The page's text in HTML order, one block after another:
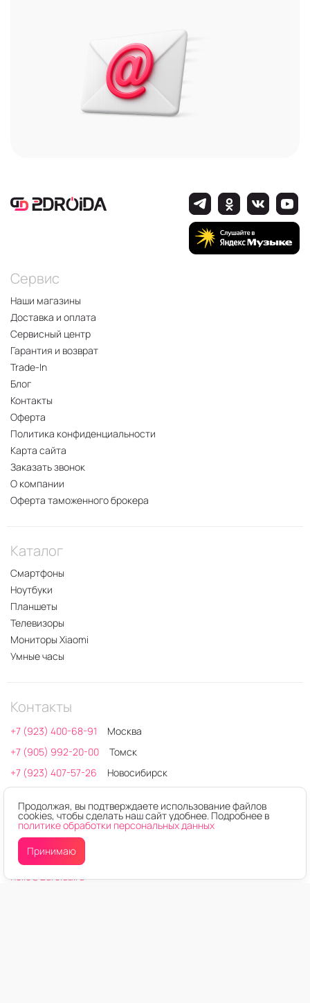
Сервис
Наши магазины
Доставка и оплата
Сервисный центр
Гарантия и возврат
Trade-In
Блог
Контакты
Оферта
Политика конфиденциальности
Карта сайта
Заказать звонок
О компании
Оферта таможенного брокера
Каталог
Смартфоны
Ноутбуки
Планшеты
Телевизоры
Мониторы Xiaomi
Умные часы
Контакты
+7 (923) 400-68-91
Москва
+7 (905) 992-20-00
Томск
+7 (923) 407-57-26
Новосибирск
+7 (923) 405-41-11
Сервисный центр
Время работы: 10:00 - 20:00
650000, г.Кемерово, Октябрьский проспект, 28 к3
hello@2droida.ru
Продолжая, вы подтверждаете использование файлов
cookies, чтобы сделать наш сайт удобнее. Подробнее в
политике обработки персональных данных
Принимаю